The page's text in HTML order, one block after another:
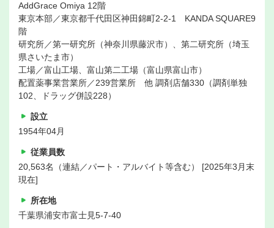
AddGrace Omiya 12階
東京本部／東京都千代田区神田錦町2-2-1 KANDA SQUARE9
階
研究所／第一研究所（神奈川県藤沢市）、第二研究所（埼玉
県さいたま市）
工場／富山工場、富山第二工場（富山県富山市）
配置薬事業営業所／239営業所 他 調剤店舗330（調剤単独
102、ドラッグ併設228）
設立
1954年04月
従業員数
20,563名（連結／パート・アルバイト等含む） [2025年3月末
現在]
所在地
千葉県浦安市富士見5-7-40